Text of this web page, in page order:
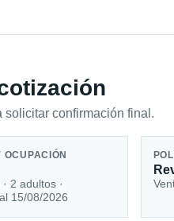
solicitar confirmación final.
OCUPACIÓN
2 adultos ·
15/08/2026